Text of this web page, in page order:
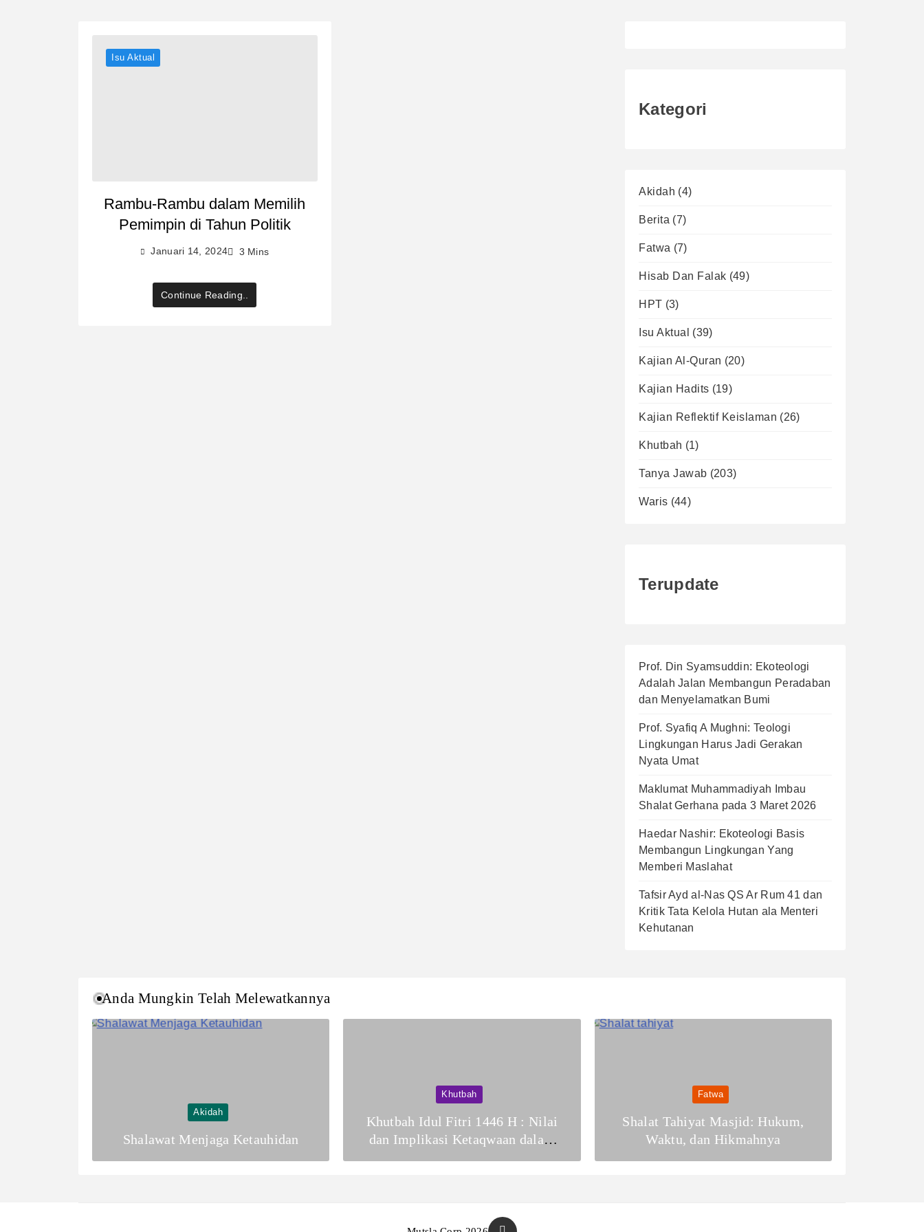
Isu Aktual
Rambu-Rambu dalam Memilih
Pemimpin di Tahun Politik
Januari 14, 2024 3 Mins
Continue Reading..
Kategori
Akidah (4)
Berita (7)
Fatwa (7)
Hisab Dan Falak (49)
HPT (3)
Isu Aktual (39)
Kajian Al-Quran (20)
Kajian Hadits (19)
Kajian Reflektif Keislaman (26)
Khutbah (1)
Tanya Jawab (203)
Waris (44)
Terupdate
Prof. Din Syamsuddin: Ekoteologi
Adalah Jalan Membangun Peradaban
dan Menyelamatkan Bumi
Prof. Syafiq A Mughni: Teologi
Lingkungan Harus Jadi Gerakan
Nyata Umat
Maklumat Muhammadiyah Imbau
Shalat Gerhana pada 3 Maret 2026
Haedar Nashir: Ekoteologi Basis
Membangun Lingkungan Yang
Memberi Maslahat
Tafsir Ayd al-Nas QS Ar Rum 41 dan
Kritik Tata Kelola Hutan ala Menteri
Kehutanan
Anda Mungkin Telah Melewatkannya
Akidah
Shalawat Menjaga Ketauhidan
Khutbah
Khutbah Idul Fitri 1446 H : Nilai
dan Implikasi Ketaqwaan dalam
Fatwa
Shalat Tahiyat Masjid: Hukum,
Waktu, dan Hikmahnya